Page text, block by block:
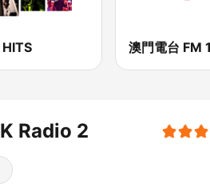
澳門電台 FM
Radio 2